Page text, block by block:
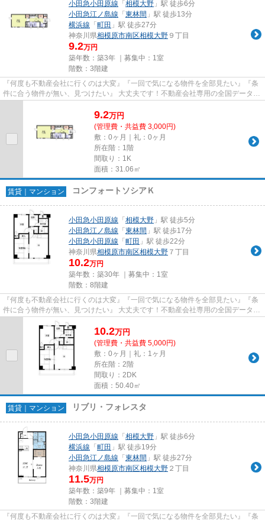
小田急小田原線 「 相模大野 」駅 徒歩6分
小田急江ノ島線 「 東林間 」駅 徒歩13分
横浜線 「 町田 」駅 徒歩27分
神奈川県相模原市南区相模大野 ９丁目
9.2万円
築年数：築3年 ｜募集中： 1室
階数：3階建
『何度も不動産会社に行くのは大変』『一回で気になる物件を全部見たい』『条
件に合う物件が無い、見つけたい』 大丈夫です！不動産会社専用の全国データベ
9.2万円
(管理費・共益費 3,000円)
敷：0ヶ月｜礼：0ヶ月
所在階：1階
間取り：1K
面積：31.06㎡
賃貸｜マンション コンフォートソシアＫ
小田急小田原線 「 相模大野 」駅 徒歩5分
小田急江ノ島線 「 東林間 」駅 徒歩17分
小田急小田原線 「 町田 」駅 徒歩22分
神奈川県相模原市南区相模大野 ７丁目
10.2万円
築年数：築30年 ｜募集中： 1室
階数：8階建
『何度も不動産会社に行くのは大変』『一回で気になる物件を全部見たい』『条
件に合う物件が無い、見つけたい』 大丈夫です！不動産会社専用の全国データベ
ースを利用して、エリアを問...
10.2万円
(管理費・共益費 5,000円)
敷：0ヶ月｜礼：1ヶ月
所在階：2階
間取り：2DK
面積：50.40㎡
賃貸｜マンション リブリ・フォレスタ
小田急小田原線 「 相模大野 」駅 徒歩6分
横浜線 「 町田 」駅 徒歩19分
小田急江ノ島線 「 東林間 」駅 徒歩27分
神奈川県相模原市南区相模大野 ２丁目
11.5万円
築年数：築9年 ｜募集中： 1室
階数：3階建
『何度も不動産会社に行くのは大変』『一回で気になる物件を全部見たい』『条